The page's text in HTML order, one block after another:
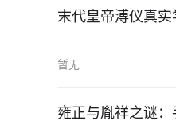
末代皇帝溥仪真
暂无
雍正与胤祥之谜